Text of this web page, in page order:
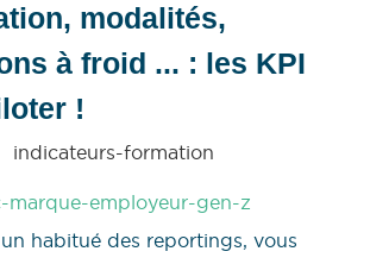
modalités,
à froid ... : les KPI
!
habitué des reportings, vous